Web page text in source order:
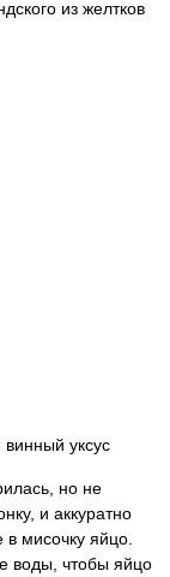
из желтков
винный уксус
но не
и аккуратно
в мисочку яйцо.
воды, чтобы яйцо